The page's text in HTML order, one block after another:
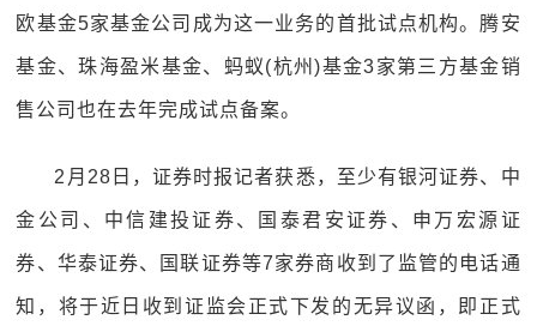
欧基金5家基金公司成为这一业务的首批试点机构。腾安
基金、珠海盈米基金、蚂蚁(杭州)基金3家第三方基金销
售公司也在去年完成试点备案。
2月28日，证券时报记者获悉，至少有银河证券、中
金公司、中信建投证券、国泰君安证券、申万宏源证
券、华泰证券、国联证券等7家券商收到了监管的电话通
知，将于近日收到证监会正式下发的无异议函，即正式